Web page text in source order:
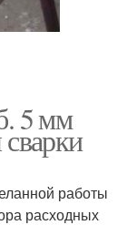
5 мм
работы
расходных